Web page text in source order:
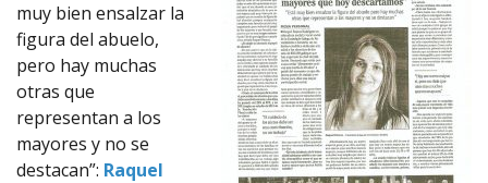
muy bien ensalzar la
figura del abuelo,
pero hay muchas
otras que
representan a los
mayores y no se
destacan”: Raquel